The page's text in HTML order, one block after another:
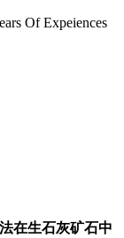
Of Expeiences
在生石灰矿石中